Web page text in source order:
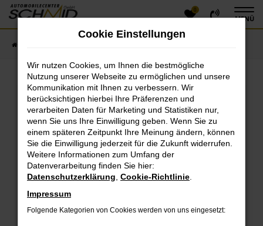
Zum
Hauptinhalt
0
MENÜ
Fehler: Network Error
Beim Laden ist ein Fehler aufgetreten.
Hier sind ein paar Tipps, die dir helfen können:
Überprüfe deine Firewall und deine
Internetverbindung.
Laden andere Webseiten, zum Beispiel deine
Suchmaschine?
Prüfe deine Browsererweiterungen.
Cookie Einstellungen
Wir nutzen Cookies, um Ihnen die bestmögliche
Nutzung unserer Webseite zu ermöglichen und unsere
Kommunikation mit Ihnen zu verbessern. Wir
berücksichtigen hierbei Ihre Präferenzen und
verarbeiten Daten für Marketing und Statistiken nur,
wenn Sie uns Ihre Einwilligung geben. Wenn Sie zu
einem späteren Zeitpunkt Ihre Meinung ändern, können
Sie die Einwilligung jederzeit für die Zukunft widerrufen.
Weitere Informationen zum Umfang der
Datenverarbeitung finden Sie hier:
Datenschutzerklärung Cookie-Richtlinie
Impressum
Folgende Kategorien von Cookies werden von uns eingesetzt: